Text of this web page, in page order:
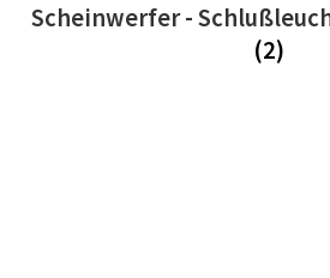
Scheinwerfer -
(2)